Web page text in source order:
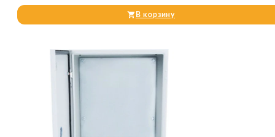
В корзину